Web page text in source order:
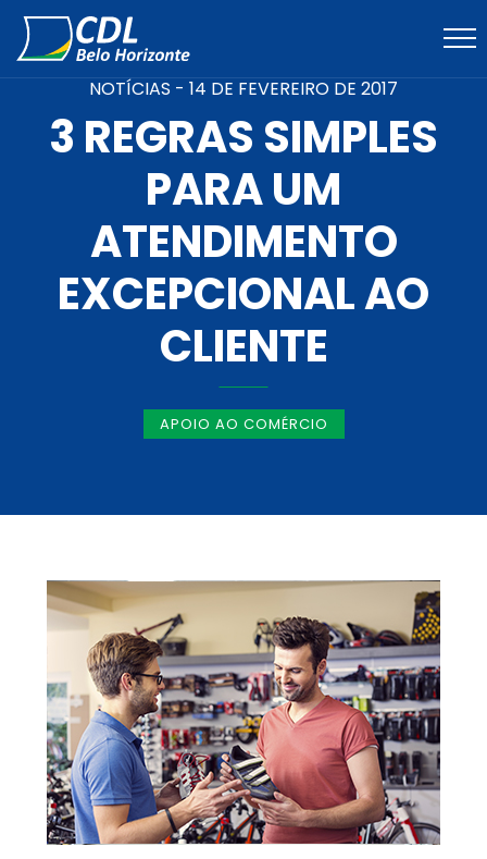
NOTÍCIAS - 14 DE FEVEREIRO DE 2017
3 REGRAS SIMPLES
PARA UM
ATENDIMENTO
EXCEPCIONAL AO
CLIENTE
APOIO AO COMÉRCIO